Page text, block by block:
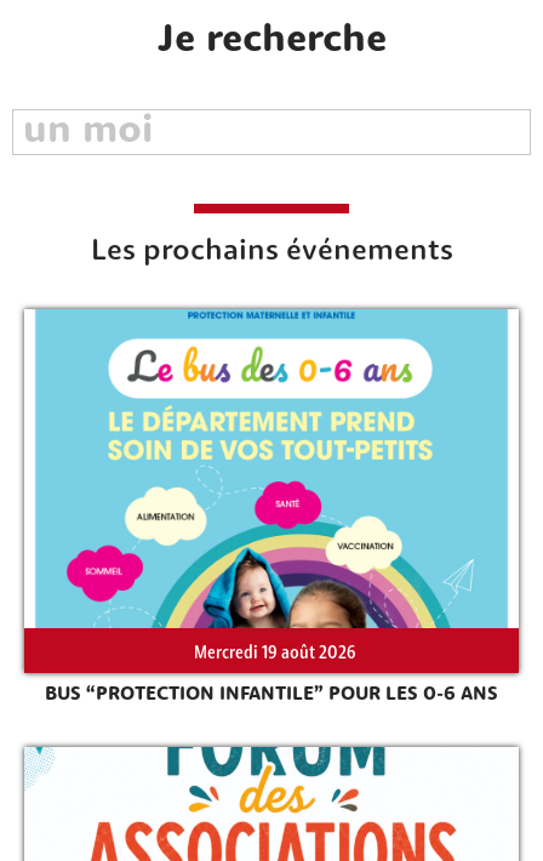
Rechercher sur le site
Je recherche
Les prochains événements
Mercredi 19 août 2026
BUS “PROTECTION INFANTILE” POUR LES 0-6 ANS